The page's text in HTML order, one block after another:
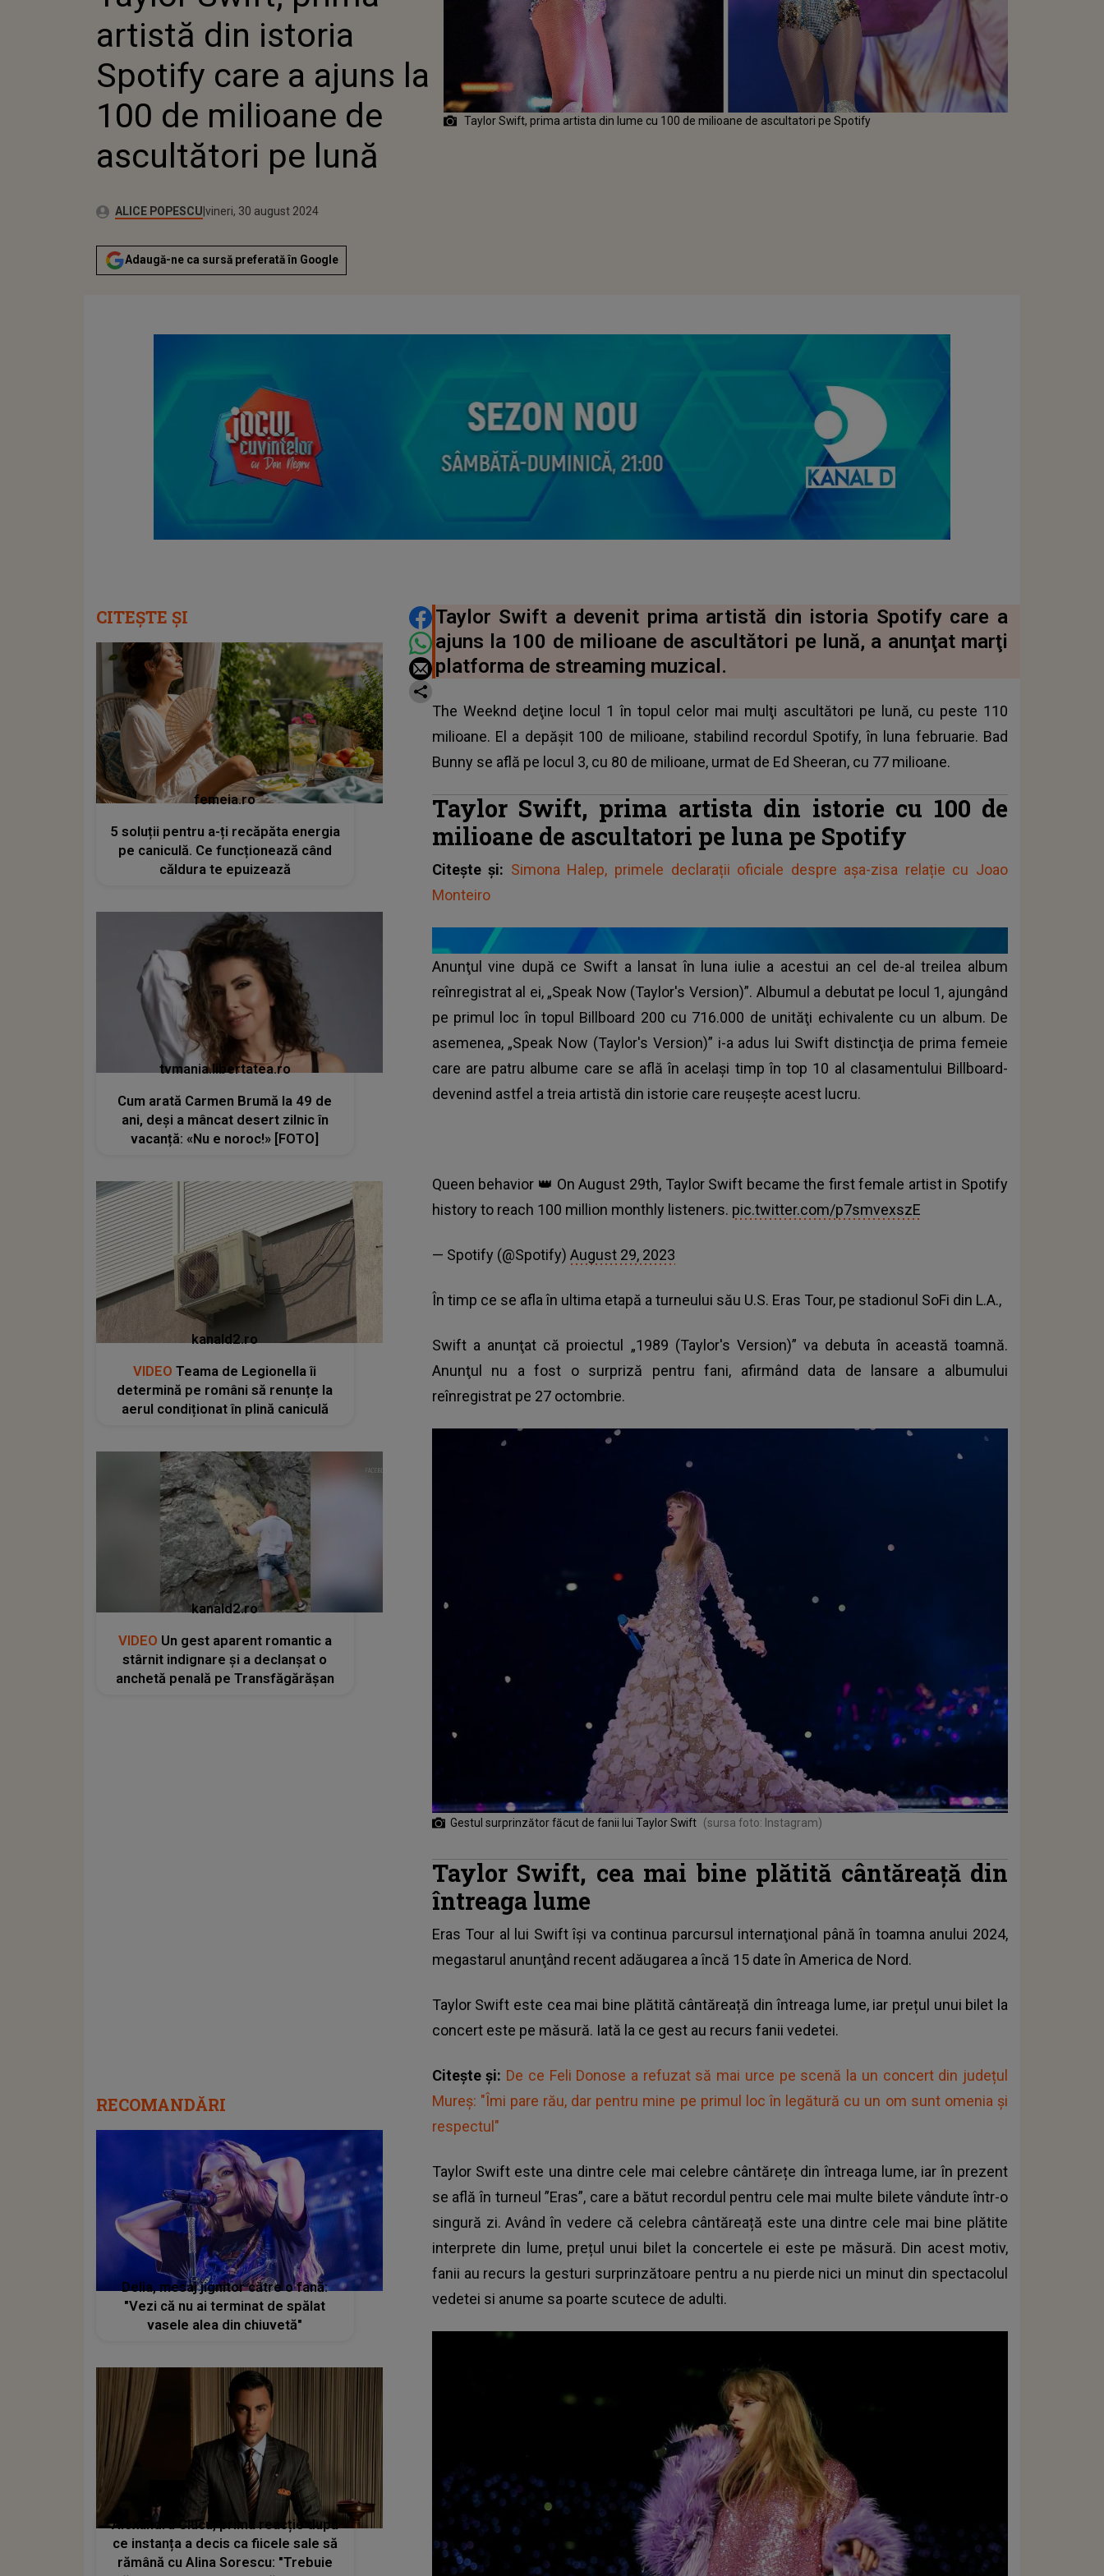
CARE A AJUNS LA 100
DE MILIOANE DE
ASCULTĂTORI PE
artistă din istoria
Spotify care a ajuns la
100 de milioane de
ascultători pe lună
Autor:ALICE POPESCUPublicat:
miercuri, 30 august 2023
Actualizat:
vineri, 30 august 2024
Adaugă-ne ca sursă preferată în Google
Taylor Swift, prima artista din lume cu 100 de milioane de ascultatori pe Spotify
DISTRIBUIE ARTICOLUL
Taylor Swift a devenit prima artistă din istoria Spotify care a
ajuns la 100 de milioane de ascultători pe lună, a anunţat marţi
platforma de streaming muzical.
The Weeknd deţine locul 1 în topul celor mai mulţi ascultători pe lună, cu peste 110
milioane. El a depăşit 100 de milioane, stabilind recordul Spotify, în luna februarie. Bad
Bunny se află pe locul 3, cu 80 de milioane, urmat de Ed Sheeran, cu 77 milioane.
Taylor Swift, prima artista din istorie cu 100 de
milioane de ascultatori pe luna pe Spotify
Citește și: Simona Halep, primele declarații oficiale despre așa-zisa relație cu Joao
Monteiro
Anunţul vine după ce Swift a lansat în luna iulie a acestui an cel de-al treilea album
reînregistrat al ei, „Speak Now (Taylor's Version)”. Albumul a debutat pe locul 1, ajungând
pe primul loc în topul Billboard 200 cu 716.000 de unităţi echivalente cu un album. De
asemenea, „Speak Now (Taylor's Version)” i-a adus lui Swift distincţia de prima femeie
care are patru albume care se află în acelaşi timp în top 10 al clasamentului Billboard-
devenind astfel a treia artistă din istorie care reuşeşte acest lucru.
Queen behavior 👑 On August 29th, Taylor Swift became the first female artist in Spotify
history to reach 100 million monthly listeners. pic.twitter.com/p7smvexszE
— Spotify (@Spotify) August 29, 2023
În timp ce se afla în ultima etapă a turneului său U.S. Eras Tour, pe stadionul SoFi din L.A.,
Swift a anunţat că proiectul „1989 (Taylor's Version)” va debuta în această toamnă.
Anunţul nu a fost o surpriză pentru fani, afirmând data de lansare a albumului
reînregistrat pe 27 octombrie.
Gestul surprinzător făcut de fanii lui Taylor Swift (sursa foto: Instagram)
Taylor Swift, cea mai bine plătită cântăreață din
întreaga lume
Eras Tour al lui Swift îşi va continua parcursul internaţional până în toamna anului 2024,
megastarul anunţând recent adăugarea a încă 15 date în America de Nord.
Taylor Swift este cea mai bine plătită cântăreață din întreaga lume, iar prețul unui bilet la
concert este pe măsură. Iată la ce gest au recurs fanii vedetei.
Citește și: De ce Feli Donose a refuzat să mai urce pe scenă la un concert din județul
Mureș: "Îmi pare rău, dar pentru mine pe primul loc în legătură cu un om sunt omenia și
respectul"
Taylor Swift este una dintre cele mai celebre cântărețe din întreaga lume, iar în prezent
se află în turneul ”Eras”, care a bătut recordul pentru cele mai multe bilete vândute într-o
singură zi. Având în vedere că celebra cântăreață este una dintre cele mai bine plătite
interprete din lume, prețul unui bilet la concertele ei este pe măsură. Din acest motiv,
fanii au recurs la gesturi surprinzătoare pentru a nu pierde nici un minut din spectacolul
vedetei si anume sa poarte scutece de adulti.
CITEȘTE ȘI
femeia.ro
5 soluții pentru a-ți recăpăta energia
pe caniculă. Ce funcționează când
căldura te epuizează
tvmania.libertatea.ro
Cum arată Carmen Brumă la 49 de
ani, deși a mâncat desert zilnic în
vacanță: «Nu e noroc!» [FOTO]
kanald2.ro
VIDEO Teama de Legionella îi
determină pe români să renunțe la
aerul condiționat în plină caniculă
kanald2.ro
VIDEO Un gest aparent romantic a
stârnit indignare și a declanșat o
anchetă penală pe Transfăgărășan
RECOMANDĂRI
Delia, mesaj jignitor către o fană:
"Vezi că nu ai terminat de spălat
vasele alea din chiuvetă"
Alexandru Ciucu, prima reacție după
ce instanța a decis ca fiicele sale să
rămână cu Alina Sorescu: "Trebuie